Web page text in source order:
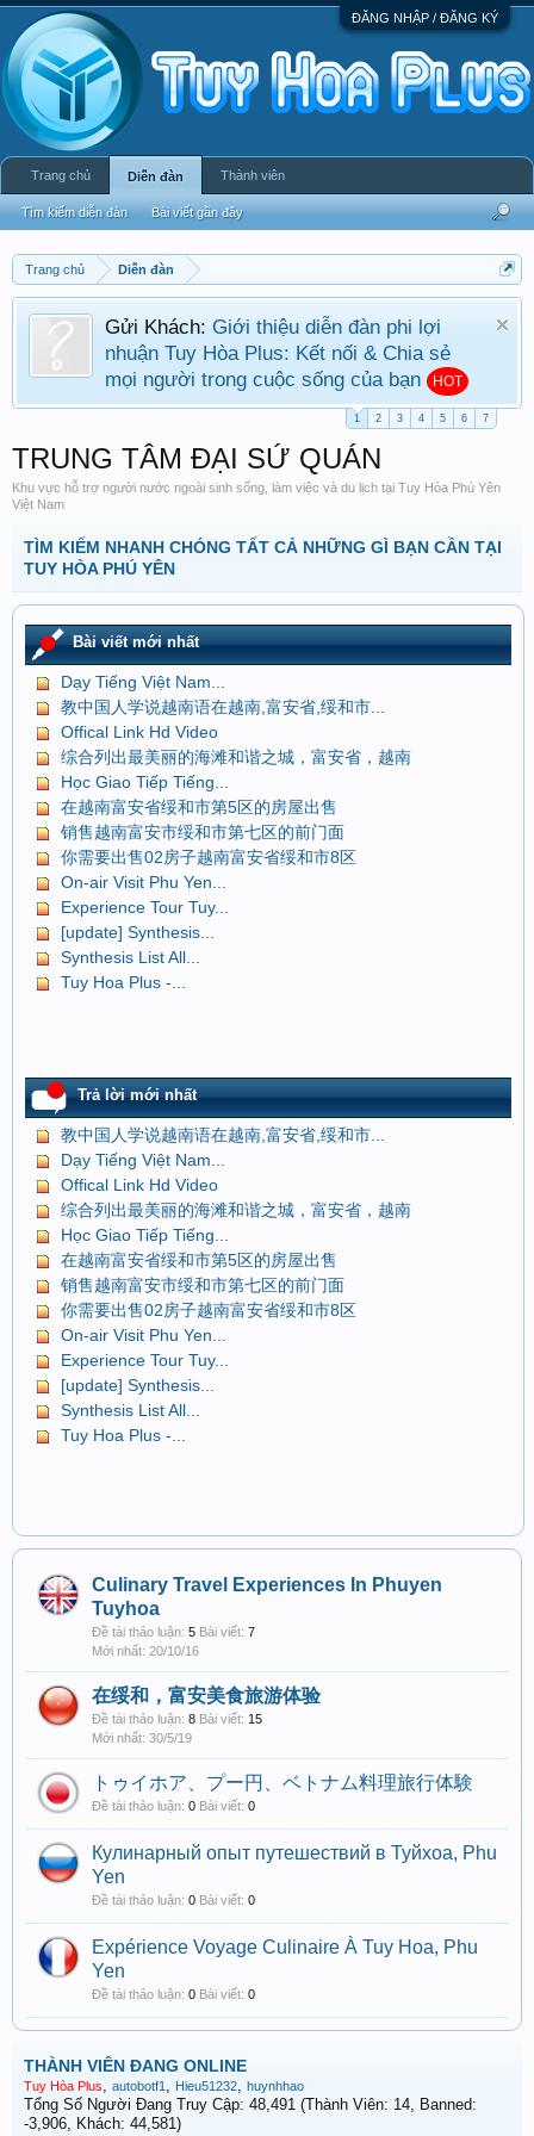
ĐĂNG NHẬP / ĐĂNG KÝ
Trang chủ Diễn đàn
Gửi Khách: Giới thiệu diễn đàn phi lợi
nhuận Tuy Hòa Plus: Kết nối & Chia sẻ
mọi người trong cuộc sống của bạn
HOT
1 2 3 4 5 6 7
TRUNG TÂM ĐẠI SỨ QUÁN
Khu vực hỗ trợ người nước ngoài sinh sống, làm việc và du lịch tại Tuy Hòa Phú Yên
Việt Nam
TÌM KIẾM NHANH CHÓNG TẤT CẢ NHỮNG GÌ BẠN CẦN TẠI
TUY HÒA PHÚ YÊN
Bài viết mới nhất
Dạy Tiếng Việt Nam...
教中国人学说越南语在越南,富安省,绥和市...
Offical Link Hd Video
综合列出最美丽的海滩和谐之城，富安省，越南
Học Giao Tiếp Tiếng...
在越南富安省绥和市第5区的房屋出售
销售越南富安市绥和市第七区的前门面
你需要出售02房子越南富安省绥和市8区
On-air Visit Phu Yen...
Experience Tour Tuy...
[update] Synthesis...
Synthesis List All...
Tuy Hoa Plus -...
Trả lời mới nhất
教中国人学说越南语在越南,富安省,绥和市...
Dạy Tiếng Việt Nam...
Offical Link Hd Video
综合列出最美丽的海滩和谐之城，富安省，越南
Học Giao Tiếp Tiếng...
在越南富安省绥和市第5区的房屋出售
销售越南富安市绥和市第七区的前门面
你需要出售02房子越南富安省绥和市8区
On-air Visit Phu Yen...
Experience Tour Tuy...
[update] Synthesis...
Synthesis List All...
Tuy Hoa Plus -...
Culinary Travel Experiences In Phuyen
Tuyhoa
Đề tài thảo luận: 5 Bài viết: 7
20/10/16
在绥和，富安美食旅游体验
Đề tài thảo luận: 8 Bài viết: 15
30/5/19
トゥイホア、プー円、ベトナム料理旅行体験
Đề tài thảo luận: 0 Bài viết: 0
Кулинарный опыт путешествий в Туйхоа, Phu
Yen
Đề tài thảo luận: 0 Bài viết: 0
Expérience Voyage Culinaire À Tuy Hoa, Phu
Yen
Đề tài thảo luận: 0 Bài viết: 0
THÀNH VIÊN ĐANG ONLINE
Tuy Hòa Plus, autobotf1 , Hieu51232, huynhhao
Tổng Số Người Đang Truy Cập: 48,491 (Thành Viên: 14, Banned:
-3,906, Khách: 44,581)
Trang chủ Diễn đàn
Tìm kiếm diễn đàn Bài viết gần đây
Thành viên